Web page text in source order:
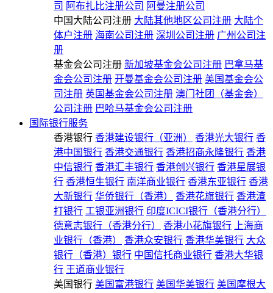
司 阿布扎比注册公司 阿曼注册公司
中国大陆公司注册 大陆其他地区公司注册 大陆个
体户注册 海南公司注册 深圳公司注册 广州公司注
册
基金会公司注册 新加坡基金会公司注册 巴拿马基
金会公司注册 开曼基金会公司注册 美国基金会公
司注册 英国基金会公司注册 澳门社团（基金会）
公司注册 巴哈马基金会公司注册
国际银行服务
香港银行 香港建设银行（亚洲） 香港光大银行 香
港中国银行 香港交通银行 香港招商永隆银行 香港
中信银行 香港汇丰银行 香港创兴银行 香港星展银
行 香港恒生银行 南洋商业银行 香港东亚银行 香港
大新银行 华侨银行（香港） 香港花旗银行 香港渣
打银行 工银亚洲银行 印度ICICI银行（香港分行）
德意志银行（香港分行）
香港小花旗银行
上海商
业银行（香港）
香港众安银行 香港华美银行 大众
银行（香港）银行 中国信托商业银行 香港大华银
行 王道商业银行
美国银行 美国富港银行 美国华美银行 美国摩根大